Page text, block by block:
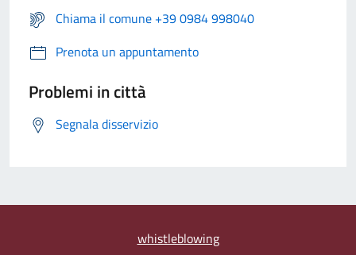
Chiama il comune +39 0984 998040
Prenota un appuntamento
Problemi in città
Segnala disservizio
whistleblowing